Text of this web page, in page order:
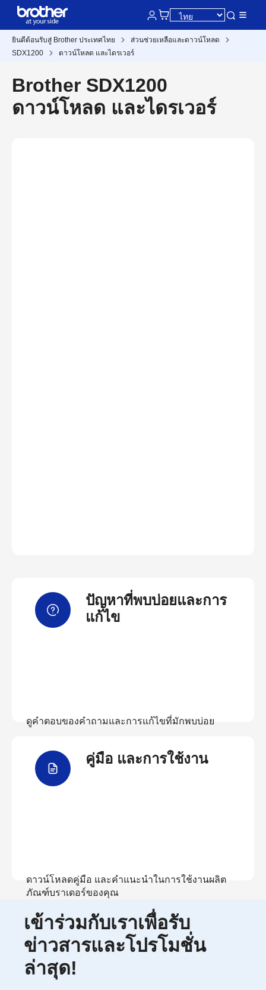
ยินดีต้อนรับสู่ Brother ประเทศไทย
ส่วนช่วยเหลือและดาวน์โหลด
SDX1200
ดาวน์โหลด และไดรเวอร์
Brother SDX1200
ดาวน์โหลด และไดรเวอร์
ปัญหาที่พบบ่อยและการ
แก้ไข
ดูคำตอบของคำถามและการแก้ไขที่มักพบบ่อย
ดูคำถามที่พบบ่อย
คู่มือ และการใช้งาน
ดาวน์โหลดคู่มือ และคำแนะนำในการใช้งานผลิต
ภัณฑ์บราเดอร์ของคุณ
ดูคู่มือ
เข้าร่วมกับเราเพื่อรับ
ข่าวสารและโปรโมชั่น
ล่าสุด!